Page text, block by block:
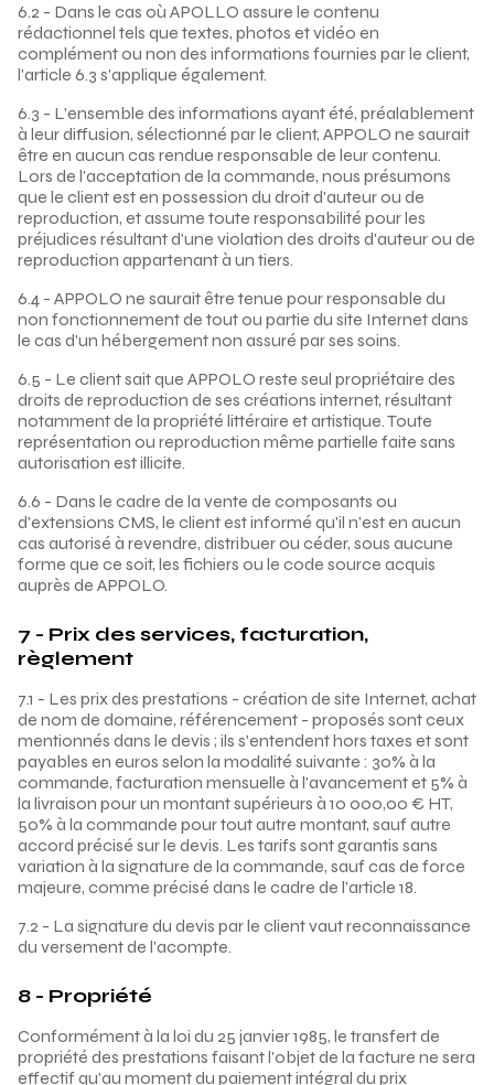
6.2 - Dans le cas où APOLLO assure le contenu
rédactionnel tels que textes, photos et vidéo en
complément ou non des informations fournies par le client,
l'article 6.3 s'applique également.
6.3 - L'ensemble des informations ayant été, préalablement
à leur diffusion, sélectionné par le client, APPOLO ne saurait
être en aucun cas rendue responsable de leur contenu.
Lors de l'acceptation de la commande, nous présumons
que le client est en possession du droit d'auteur ou de
reproduction, et assume toute responsabilité pour les
préjudices résultant d'une violation des droits d'auteur ou de
reproduction appartenant à un tiers.
6.4 - APPOLO ne saurait être tenue pour responsable du
non fonctionnement de tout ou partie du site Internet dans
le cas d'un hébergement non assuré par ses soins.
6.5 - Le client sait que APPOLO reste seul propriétaire des
droits de reproduction de ses créations internet, résultant
notamment de la propriété littéraire et artistique. Toute
représentation ou reproduction même partielle faite sans
autorisation est illicite.
6.6 - Dans le cadre de la vente de composants ou
d'extensions CMS, le client est informé qu'il n'est en aucun
cas autorisé à revendre, distribuer ou céder, sous aucune
forme que ce soit, les fichiers ou le code source acquis
auprès de APPOLO.
7 - Prix des services, facturation,
règlement
7.1 - Les prix des prestations - création de site Internet, achat
de nom de domaine, référencement - proposés sont ceux
mentionnés dans le devis ; ils s'entendent hors taxes et sont
payables en euros selon la modalité suivante : 30% à la
commande, facturation mensuelle à l'avancement et 5% à
la livraison pour un montant supérieurs à 10 000,00 € HT,
50% à la commande pour tout autre montant, sauf autre
accord précisé sur le devis. Les tarifs sont garantis sans
variation à la signature de la commande, sauf cas de force
majeure, comme précisé dans le cadre de l'article 18.
7.2 - La signature du devis par le client vaut reconnaissance
du versement de l'acompte.
8 - Propriété
Conformément à la loi du 25 janvier 1985, le transfert de
propriété des prestations faisant l'objet de la facture ne sera
effectif qu'au moment du paiement intégral du prix